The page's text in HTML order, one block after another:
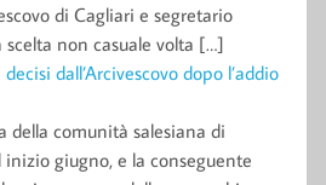
di Cagliari e segretario
scelta non casuale volta […]
dall’Arcivescovo dopo l’addio
della comunità salesiana di
giugno, e la conseguente